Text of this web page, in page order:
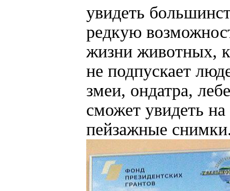
увидеть
редкую
жизни животных,
не подпускает
змеи, ондатра,
сможет увидеть
пейзажные